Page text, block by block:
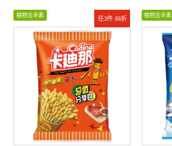
任3件 88折
植物五辛素 植物五辛素